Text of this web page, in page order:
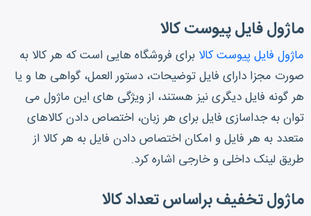
ماژول فایل پیوست کالا
ماژول فایل پیوست کالا برای فروشگاه هایی است که هر کالا به
صورت مجزا دارای فایل توضیحات، دستور العمل، گواهی ها و یا
هر گونه فایل دیگری نیز هستند، از ویژگی های این ماژول می
توان به جداسازی فایل برای هر زبان، اختصاص دادن کالاهای
متعدد به هر فایل و امکان اختصاص دادن فایل به هر کالا از
طریق لینک داخلی و خارجی اشاره کرد.
ماژول تخفیف براساس تعداد کالا